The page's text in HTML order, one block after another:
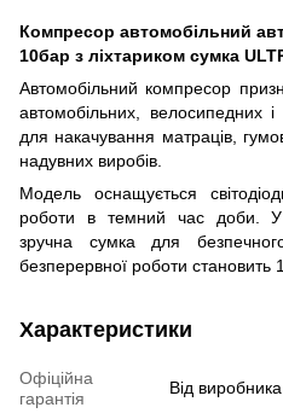
Компресор автомобільний
10бар з ліхтариком сумка
Автомобільний компресор
автомобільних, велосипедних
для накачування матраців,
надувних виробів.
Модель оснащується
роботи в темний час доби. У
зручна сумка для
безперервної роботи становить
Характеристики
Офіційна
гарантія
Від виробника